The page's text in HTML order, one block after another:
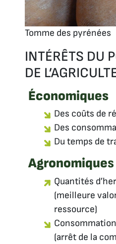
Tomme des pyrénées
INTÉRÊTS DU
DE
Économiques
Des coûts de
Des
Du temps de
Agronomiques
Quantités
(meilleure
ressource)
(arrêt de la